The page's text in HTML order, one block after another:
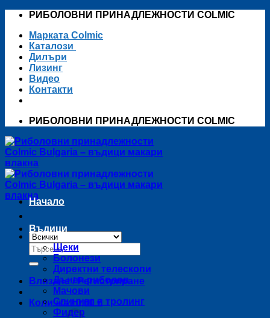
Skip
content
РИБОЛОВНИ ПРИНАДЛЕЖНОСТИ COLMIC
Марката Colmic
Каталози
Дилъри
Лизинг
Видео
Контакти
РИБОЛОВНИ ПРИНАДЛЕЖНОСТИ COLMIC
Търсене
за:
Влизане / Регистриране
Количка /0,00 €
Начало
Въдици
Щеки
Болонези
Директни телескопи
Дънен риболов
Мачови
Спининг и тролинг
Фидер